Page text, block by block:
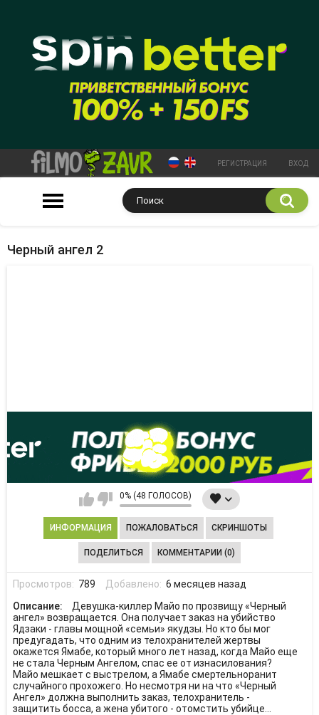
РЕГИСТРАЦИЯ ВХОД
Черный ангел 2
0% (48 ГОЛОСОВ)
ИНФОРМАЦИЯ ПОЖАЛОВАТЬСЯ СКРИНШОТЫ
ПОДЕЛИТЬСЯ КОММЕНТАРИИ (0)
Просмотров: 789 Добавлено: 6 месяцев назад
Описание:
Девушка-киллер Майо по прозвищу «Черный
ангел» возвращается. Она получает заказ на убийство
Ядзаки - главы мощной «семьи» якудзы. Но кто бы мог
предугадать, что одним из телохранителей жертвы
окажется Ямабе, который много лет назад, когда Майо еще
не стала Черным Ангелом, спас ее от изнасилования?
Майо мешкает с выстрелом, а Ямабе смертельноранит
случайного прохожего. Но несмотря ни на что «Черный
Ангел» должна выполнить заказ, телохранитель -
защитить босса, а жена убитого - отомстить убийце...